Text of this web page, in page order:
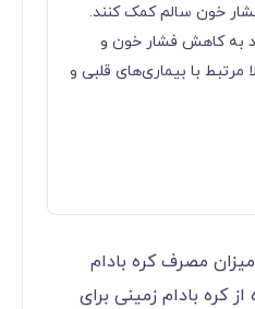
خون سالم کمک کنند.
به کاهش فشار خون و
مرتبط با بیماری‌های قلبی و
مصرف کره بادام
کره بادام زمینی برای